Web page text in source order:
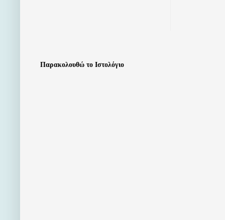
Παρακολουθώ το Ιστολόγιο